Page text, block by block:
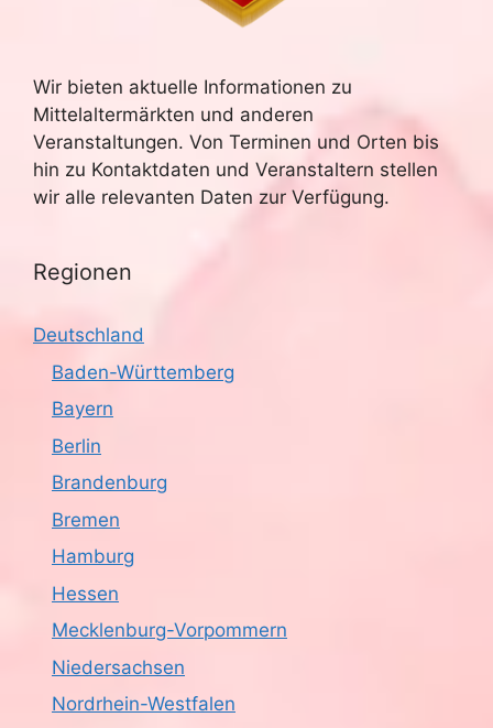
Wir bieten aktuelle Informationen zu
Mittelaltermärkten und anderen
Veranstaltungen. Von Terminen und Orten bis
hin zu Kontaktdaten und Veranstaltern stellen
wir alle relevanten Daten zur Verfügung.
Regionen
Deutschland
Baden-Württemberg
Bayern
Berlin
Brandenburg
Bremen
Hamburg
Hessen
Mecklenburg-Vorpommern
Niedersachsen
Nordrhein-Westfalen